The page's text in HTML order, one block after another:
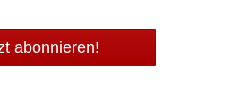
abonnieren!